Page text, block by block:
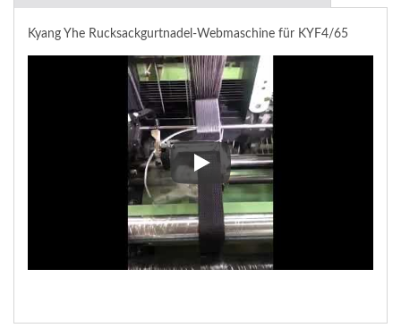
Kyang Yhe Rucksackgurtnadel-Webmaschine für KYF4/65
Kyang Yhe